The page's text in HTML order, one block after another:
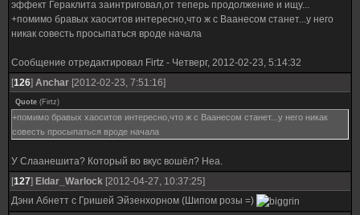
эффект Гераклита заинтриговал,от теперь продолжение и ищу...
+помимо бравых хаоситов интересно,что ж с Ваанесом станет...у него
никак совесть просыпаться вроде начала
Сообщение отредактировал Firtz - Четверг, 2012-02-23, 5:14:32
[126] Anchar [2012-02-23, 7:51:16]
Quote (Firtz)
+помимо бравых хаоситов интересно,что ж с Ваанесом станет...у него никак
совесть просыпаться вроде начала
У Слаанешита? Который во вкус вошёл? Неа.
[127] Eldar_Warlock [2012-04-27, 10:37:25]
Дэни Абнетт с Гришей Эйзенхорном (Шипом розы =)